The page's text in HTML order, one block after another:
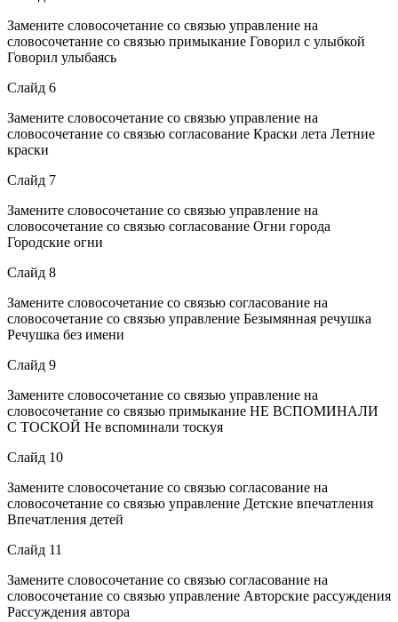
Замените словосочетание со связью управление на
словосочетание со связью примыкание Говорил с улыбкой
Говорил улыбаясь
Слайд 6
Замените словосочетание со связью управление на
словосочетание со связью согласование Краски лета Летние
краски
Слайд 7
Замените словосочетание со связью управление на
словосочетание со связью согласование Огни города
Городские огни
Слайд 8
Замените словосочетание со связью согласование на
словосочетание со связью управление Безымянная речушка
Речушка без имени
Слайд 9
Замените словосочетание со связью управление на
словосочетание со связью примыкание НЕ ВСПОМИНАЛИ
С ТОСКОЙ Не вспоминали тоскуя
Слайд 10
Замените словосочетание со связью согласование на
словосочетание со связью управление Детские впечатления
Впечатления детей
Слайд 11
Замените словосочетание со связью согласование на
словосочетание со связью управление Авторские рассуждения
Рассуждения автора